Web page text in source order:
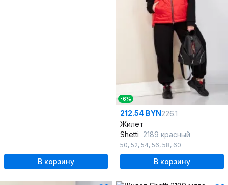
В корзину
-6%
212.54 BYN226.1
Жилет
Shetti 2189 красный
50, 52, 54, 56, 58, 60
В корзину